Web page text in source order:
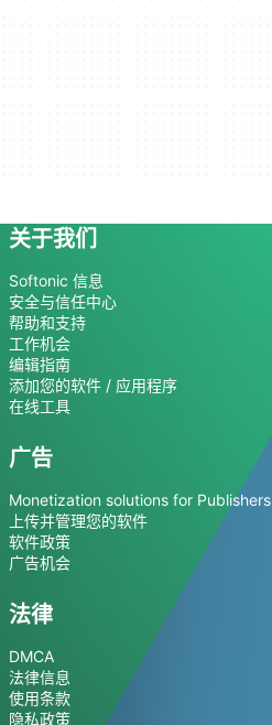
关于我们
Softonic 信息
安全与信任中心
帮助和支持
工作机会
编辑指南
添加您的软件 / 应用程序
在线工具
广告
Monetization solutions for Publishers
上传并管理您的软件
软件政策
广告机会
法律
DMCA
法律信息
使用条款
隐私政策